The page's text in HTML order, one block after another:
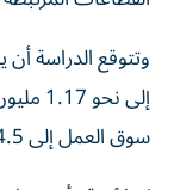
وتتوقع الدراسة
سوق العمل إلى 14.5%.